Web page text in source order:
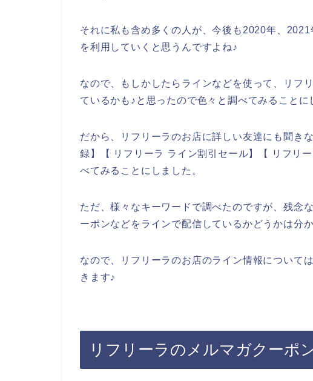
それに私も含め多くの人が、今後も2020年、
を利用していくと思うんですよね♪
なので、もしかしたらラインなどを使って、リフ
ているかも♪と思ったので色々と調べてみることに
だから、リフリーラのお店に詳しい友達にも聞き
録】【 リフリーラ ライン割引セール】【 リフリ
べてみることにしました。
ただ、様々なキーワードで調べたのですが、残念
ーポンなどをラインで配信しているかどうかは分
なので、リフリーラのお店のライン情報について
きます♪
リフリーラのメルマガクーポ